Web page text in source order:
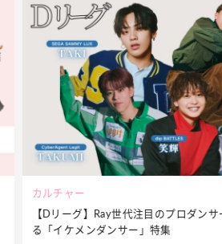
ビューティー
夏だからこそ“水分”が大切！く
ケア】アイテム3選